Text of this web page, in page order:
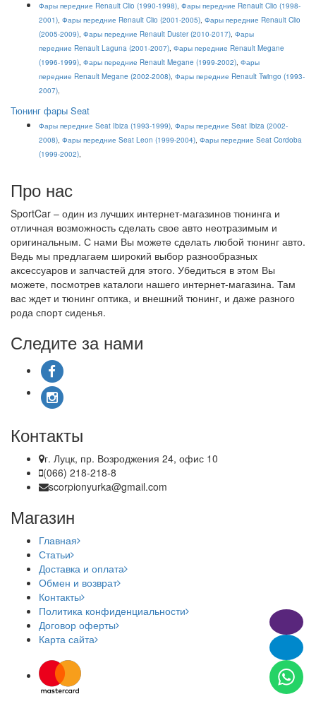
Фары передние Renault Clio (1990-1998), Фары передние Renault Clio (1998-
2001), Фары передние Renault Clio (2001-2005), Фары передние Renault Clio
(2005-2009), Фары передние Renault Duster (2010-2017), Фары
передние Renault Laguna (2001-2007), Фары передние Renault Megane
(1996-1999), Фары передние Renault Megane (1999-2002), Фары
передние Renault Megane (2002-2008), Фары передние Renault Twingo (1993-
2007),
Тюнинг фары Seat
Фары передние Seat Ibiza (1993-1999), Фары передние Seat Ibiza (2002-
2008), Фары передние Seat Leon (1999-2004), Фары передние Seat Cordoba
(1999-2002),
Про нас
SportCar – один из лучших интернет-магазинов тюнинга и
отличная возможность сделать свое авто неотразимым и
оригинальным. С нами Вы можете сделать любой тюнинг авто.
Ведь мы предлагаем широкий выбор разнообразных
аксессуаров и запчастей для этого. Убедиться в этом Вы
можете, посмотрев каталоги нашего интернет-магазина. Там
вас ждет и тюнинг оптика, и внешний тюнинг, и даже разного
рода спорт сиденья.
Следите за нами
Контакты
г. Луцк, пр. Возроджения 24, офис 10
(066) 218-218-8
scorpionyurka@gmail.com
Магазин
Главная
Статьи
Доставка и оплата
Обмен и возврат
Контакты
Политика конфиденциальности
Договор оферты
Карта сайта